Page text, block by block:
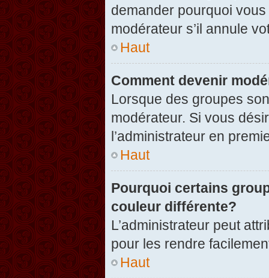
demander pourquoi
modérateur s’il annule
Haut
Comment devenir
Lorsque des groupes
modérateur. Si vous
l’administrateur en
Haut
Pourquoi certains
couleur différente?
L’administrateur peut
pour les rendre
Haut